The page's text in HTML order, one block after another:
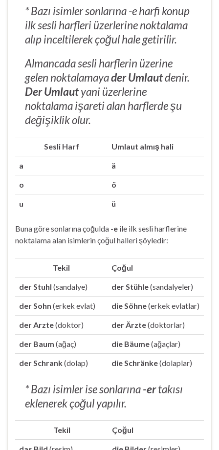
* Bazı isimler sonlarına -e harfi konup
ilk sesli harfleri üzerlerine noktalama
alıp inceltilerek çoğul hale getirilir.
Almancada sesli harflerin üzerine
gelen noktalamayader Umlautdenir.
Der Umlautyani üzerlerine
noktalama işareti alan harflerde şu
değişiklik olur.
Sesli Harf Umlaut almış hali
a ä
o ö
u ü
Buna göre sonlarına çoğulda -e ile ilk sesli harflerine
noktalama alan isimlerin çoğul halleri şöyledir:
Tekil Çoğul
der Stuhl (sandalye) der Stühle(sandalyeler)
der Sohn (erkek evlat) die Söhne(erkek evlatlar)
der Arzte(doktor) der Ärzte(doktorlar)
der Baum (ağaç) die Bäume(ağaçlar)
der Schrank(dolap) die Schränke(dolaplar)
* Bazı isimler ise sonlarına-ertakısı
eklenerek çoğul yapılır.
Tekil Çoğul